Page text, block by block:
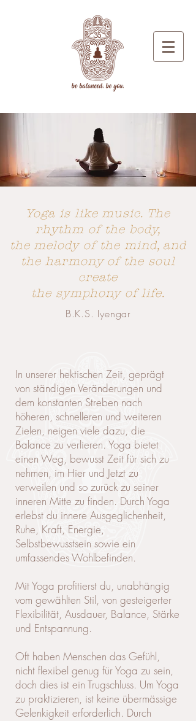
Yoga is like music. The
rhythm of the body,
the melody of the mind, and
the harmony of the soul
create
the symphony of life.
B.K.S. Iyengar
In unserer hektischen Zeit, geprägt
von ständigen Veränderungen und
dem konstanten Streben nach
höheren, schnelleren und weiteren
Zielen, neigen viele dazu, die
Balance zu verlieren. Yoga bietet
einen Weg, bewusst Zeit für sich zu
nehmen, im Hier und Jetzt zu
verweilen und so zurück zu seiner
inneren Mitte zu finden. Durch Yoga
erlebst du innere Ausgeglichenheit,
Ruhe, Kraft, Energie,
Selbstbewusstsein sowie ein
umfassendes Wohlbefinden.
Mit Yoga profitierst du, unabhängig
vom gewählten Stil, von gesteigerter
Flexibilität, Ausdauer, Balance, Stärke
und Entspannung.
Oft haben Menschen das Gefühl,
nicht flexibel genug für Yoga zu sein,
doch dies ist ein Trugschluss. Um Yoga
zu praktizieren, ist keine übermässige
Gelenkigkeit erforderlich. Durch